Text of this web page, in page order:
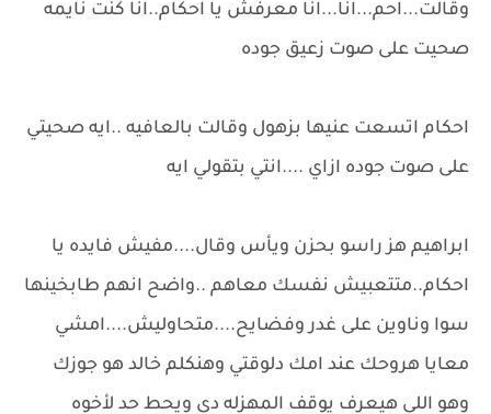
وقالت...احم...انا...انا معرفش يا احكام..انا كنت نايمه
صحيت على صوت زعيق جوده
احكام اتسعت عنيها بزهول وقالت بالعافيه ..ايه صحيتي
على صوت جوده ازاي ....انتي بتقولي ايه
ابراهيم هز راسو بحزن ويأس وقال....مفيش فايده يا
احكام..متتعبيش نفسك معاهم ..واضح انهم طابخينها
سوا وناوين على غدر وفضايح....متحاوليش....امشي
معايا هروحك عند امك دلوقتي وهنكلم خالد هو جوزك
وهو اللي هيعرف يوقف المهزله دي ويحط حد لأخوه